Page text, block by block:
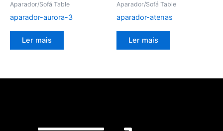
Aparador/Sofá Table
aparador-aurora-3
Ler mais
Aparador/Sofá Table
aparador-atenas
Ler mais